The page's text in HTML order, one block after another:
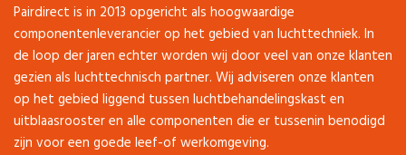
Pairdirect is in 2013 opgericht als hoogwaardige
componentenleverancier op het gebied van luchttechniek. In
de loop der jaren echter worden wij door veel van onze klanten
gezien als luchttechnisch partner. Wij adviseren onze klanten
op het gebied liggend tussen luchtbehandelingskast en
uitblaasrooster en alle componenten die er tussenin benodigd
zijn voor een goede leef-of werkomgeving.